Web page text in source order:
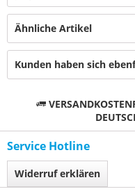
Ähnliche Artikel
Kunden haben sich
Service Hotline
Widerruf erklären